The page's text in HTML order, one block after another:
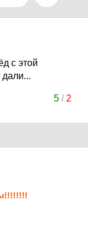
с этой
дали...
5/ 2